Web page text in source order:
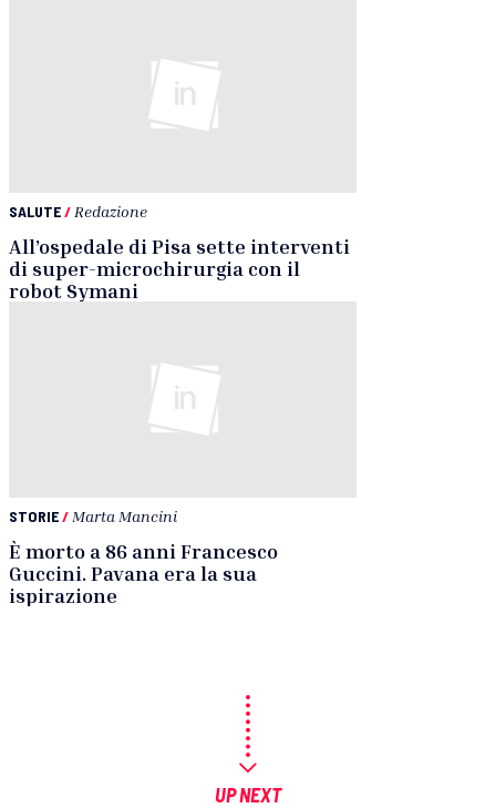
SALUTE/ Redazione
All’ospedale di Pisa sette interventi
di super-microchirurgia con il
robot Symani
STORIE/ Marta Mancini
È morto a 86 anni Francesco
Guccini. Pavana era la sua
ispirazione
UP NEXT